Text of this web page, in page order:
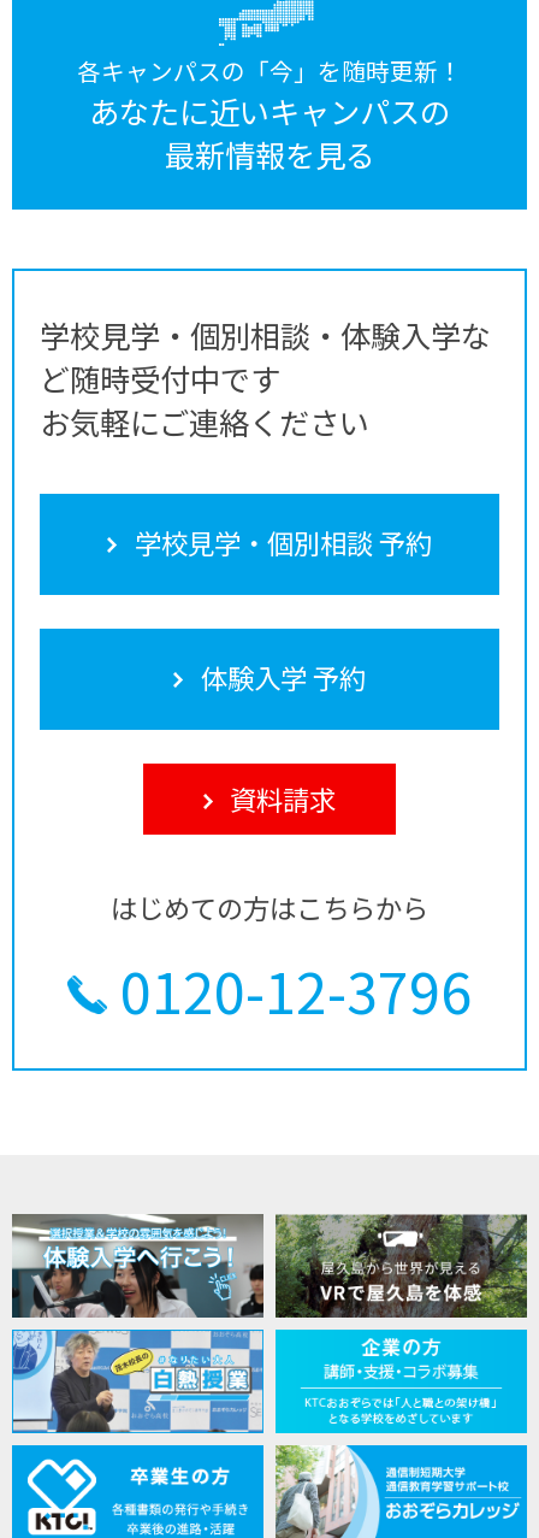
各キャンパスの「今」を随時更新！
あなたに近いキャンパスの
最新情報を見る
学校見学・個別相談・体験入学な
ど随時受付中です
お気軽にご連絡ください
学校見学・個別相談 予約
体験入学 予約
資料請求
はじめての方はこちらから
0120-12-3796